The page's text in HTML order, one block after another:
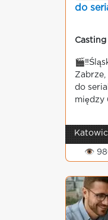
do
Casting
do
między
👁